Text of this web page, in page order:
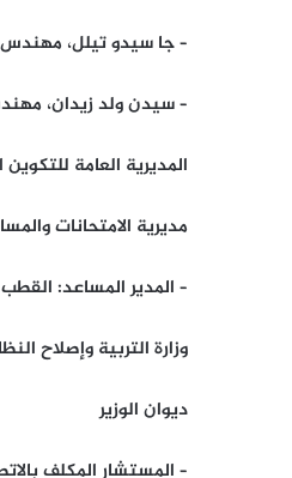
– جا سيدو تيلل، مهندس،
– سيدن ولد زيدان،
المديرية العامة
مديرية الامتحانات
– المدير المساعد:
وزارة التربية وإصلاح
ديوان الوزير
– المستشار المكلف